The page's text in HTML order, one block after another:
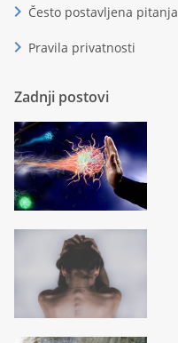
chevron_right Često postavljena pitanja
chevron_right Pravila privatnosti
Zadnji postovi